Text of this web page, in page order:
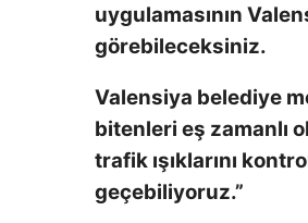
uygulamasının
görebileceksiniz.
Valensiya belediye
bitenleri eş zamanlı
trafik ışıklarını
geçebiliyoruz.”